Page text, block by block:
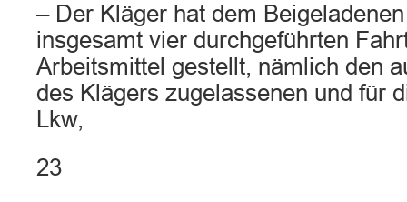
– Der Kläger hat dem
insgesamt vier durchgeführten
Arbeitsmittel gestellt, nämlich den
des Klägers zugelassenen und für
Lkw,
23